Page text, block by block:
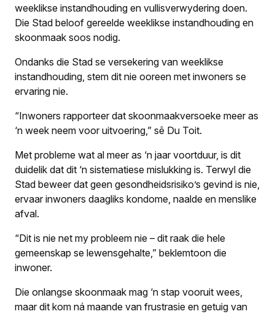
weeklikse instandhouding en vullisverwydering doen.
Die Stad beloof gereelde weeklikse instandhouding en
skoonmaak soos nodig.
Ondanks die Stad se versekering van weeklikse
instandhouding, stem dit nie ooreen met inwoners se
ervaring nie.
“Inwoners rapporteer dat skoonmaakversoeke meer as
‘n week neem voor uitvoering,” sê Du Toit.
Met probleme wat al meer as ‘n jaar voortduur, is dit
duidelik dat dit ‘n sistematiese mislukking is. Terwyl die
Stad beweer dat geen gesondheidsrisiko’s gevind is nie,
ervaar inwoners daagliks kondome, naalde en menslike
afval.
“Dit is nie net my probleem nie – dit raak die hele
gemeenskap se lewensgehalte,” beklemtoon die
inwoner.
Die onlangse skoonmaak mag ‘n stap vooruit wees,
maar dit kom ná maande van frustrasie en getuig van